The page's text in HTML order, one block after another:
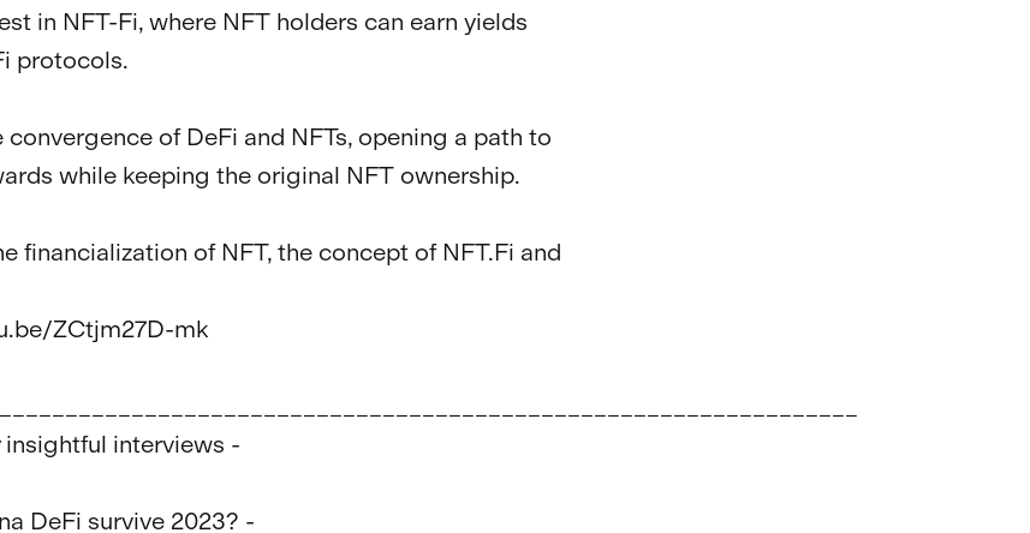
in NFT-Fi, where NFT holders can earn yields
protocols.
convergence of DeFi and NFTs, opening a path to
while keeping the original NFT ownership.
financialization of NFT, the concept of NFT.Fi and
ZCtjm27D-mk
interviews -